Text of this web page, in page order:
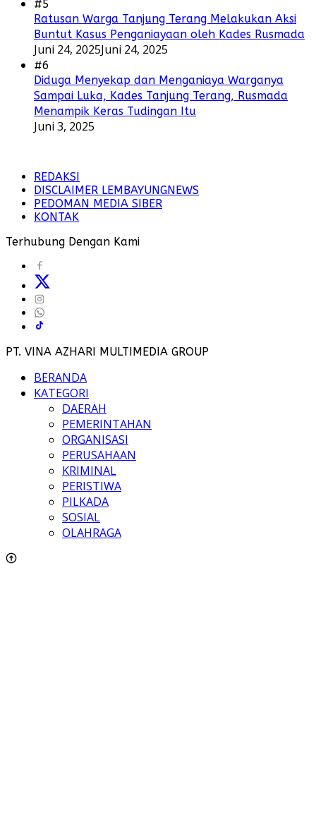
#5
Ratusan Warga Tanjung Terang Melakukan Aksi
Buntut Kasus Penganiayaan oleh Kades Rusmada
Juni 24, 2025Juni 24, 2025
#6
Diduga Menyekap dan Menganiaya Warganya
Sampai Luka, Kades Tanjung Terang, Rusmada
Menampik Keras Tudingan Itu
Juni 3, 2025
REDAKSI
DISCLAIMER LEMBAYUNGNEWS
PEDOMAN MEDIA SIBER
KONTAK
Terhubung Dengan Kami
PT. VINA AZHARI MULTIMEDIA GROUP
BERANDA
KATEGORI
DAERAH
PEMERINTAHAN
ORGANISASI
PERUSAHAAN
KRIMINAL
PERISTIWA
PILKADA
SOSIAL
OLAHRAGA